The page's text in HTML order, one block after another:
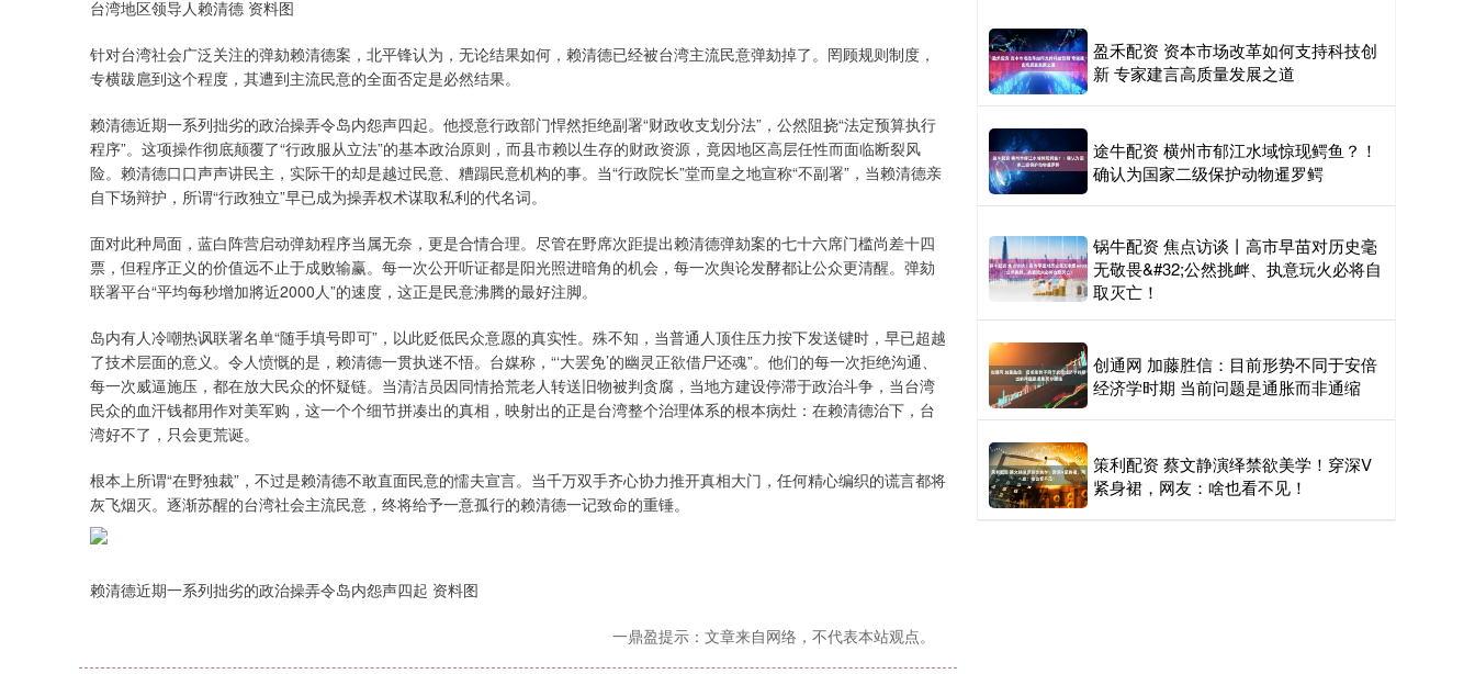
台湾地区领导人赖清德 资料图
针对台湾社会广泛关注的弹劾赖清德案，北平锋认为，无论结果如何，赖清德已经被台湾主流民意弹劾掉了。罔顾规则制度，
专横跋扈到这个程度，其遭到主流民意的全面否定是必然结果。
赖清德近期一系列拙劣的政治操弄令岛内怨声四起。他授意行政部门悍然拒绝副署“财政收支划分法”，公然阻挠“法定预算执行
程序”。这项操作彻底颠覆了“行政服从立法”的基本政治原则，而县市赖以生存的财政资源，竟因地区高层任性而面临断裂风
险。赖清德口口声声讲民主，实际干的却是越过民意、糟蹋民意机构的事。当“行政院长”堂而皇之地宣称“不副署”，当赖清德亲
自下场辩护，所谓“行政独立”早已成为操弄权术谋取私利的代名词。
面对此种局面，蓝白阵营启动弹劾程序当属无奈，更是合情合理。尽管在野席次距提出赖清德弹劾案的七十六席门槛尚差十四
票，但程序正义的价值远不止于成败输赢。每一次公开听证都是阳光照进暗角的机会，每一次舆论发酵都让公众更清醒。弹劾
联署平台“平均每秒增加將近2000人”的速度，这正是民意沸腾的最好注脚。
岛内有人冷嘲热讽联署名单“随手填号即可”，以此贬低民众意愿的真实性。殊不知，当普通人顶住压力按下发送键时，早已超越
了技术层面的意义。令人愤慨的是，赖清德一贯执迷不悟。台媒称，“‘大罢免’的幽灵正欲借尸还魂”。他们的每一次拒绝沟通、
每一次威逼施压，都在放大民众的怀疑链。当清洁员因同情拾荒老人转送旧物被判贪腐，当地方建设停滞于政治斗争，当台湾
民众的血汗钱都用作对美军购，这一个个细节拼凑出的真相，映射出的正是台湾整个治理体系的根本病灶：在赖清德治下，台
湾好不了，只会更荒诞。
根本上所谓“在野独裁”，不过是赖清德不敢直面民意的懦夫宣言。当千万双手齐心协力推开真相大门，任何精心编织的谎言都将
灰飞烟灭。逐渐苏醒的台湾社会主流民意，终将给予一意孤行的赖清德一记致命的重锤。
赖清德近期一系列拙劣的政治操弄令岛内怨声四起 资料图
一鼎盈提示：文章来自网络，不代表本站观点。
盈禾配资 资本市场改革如何支持科技创
新 专家建言高质量发展之道
途牛配资 横州市郁江水域惊现鳄鱼？！
确认为国家二级保护动物暹罗鳄
锅牛配资 焦点访谈丨高市早苗对历史毫
无敬畏&#32;公然挑衅、执意玩火必将自
取灭亡！
创通网 加藤胜信：目前形势不同于安倍
经济学时期 当前问题是通胀而非通缩
策利配资 蔡文静演绎禁欲美学！穿深V
紧身裙，网友：啥也看不见！